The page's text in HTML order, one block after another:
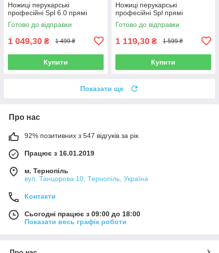
Ножиці перукарські
професійні Spl 6.0 прямі
Готово до відправки
1 049,30 ₴ 1 499 ₴
Купити
Ножиці перукарські
професійні Spl прямі
Готово до відправки
1 119,30 ₴ 1 599 ₴
Купити
Показати ще
Про нас
92% позитивних з 547 відгуків за рік
Працює з 16.01.2019
м. Тернопіль
вул. Танцорова 10, Тернопіль, Україна
Контакти
Сьогодні працює з 09:00 до 18:00
Показати весь графік роботи